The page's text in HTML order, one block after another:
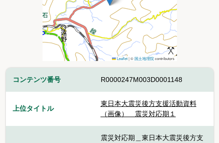
Leaflet |©国土地理院contributors
コンテンツ番号 R0000247M003D0001148
上位タイトル
東日本大震災後方支援活動資料
（画像） 震災対応期１
震災対応期＿東日本大震災後方支